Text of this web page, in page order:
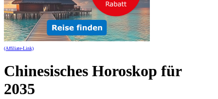
(Affiliate-Link)
Chinesisches Horoskop für
2035